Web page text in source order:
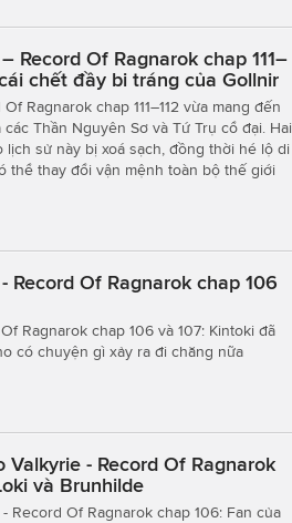
Record Of Ragnarok chap 111–
chết đầy bi tráng của Gollnir
Ragnarok chap 111–112 vừa mang đến
Thần Nguyên Sơ và Tứ Trụ cổ đại. Hai
sử này bị xoá sạch, đồng thời hé lộ di
thể thay đổi vận mệnh toàn bộ thế giới
Record Of Ragnarok chap 106
Ragnarok chap 106 và 107: Kintoki đã
có chuyện gì xảy ra đi chăng nữa
- Record Of Ragnarok
và Brunhilde
Record Of Ragnarok chap 106: Fan của